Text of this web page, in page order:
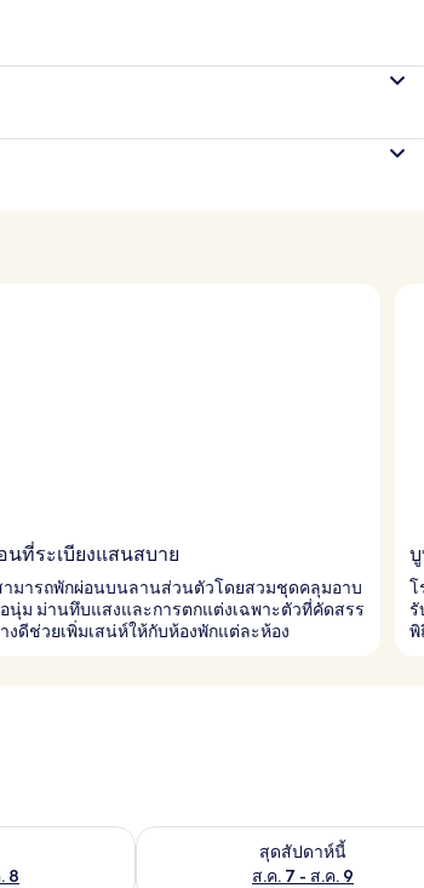
นที่ระเบียงแสนสบาย
มารถพักผ่อนบนลานส่วนตัวโดยสวมชุดคลุมอาบ
นุ่ม ม่านทึบแสงและการตกแต่งเฉพาะตัวที่คัดสรร
งดีช่วยเพิ่มเสน่ห์ให้กับห้องพักแต่ละห้อง
โ
รั
พิ
8
งในพรุ่งนี้ ส.ค. 7 - ส.ค. 8
สุดสัปดาห์นี้
ส.ค. 7 - ส.ค. 9
ตรวจสอบจำนวนห้องพักว่างในสุด